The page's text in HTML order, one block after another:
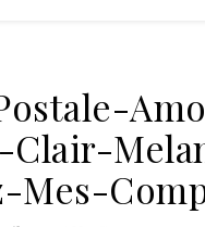
Clair-
Mes-